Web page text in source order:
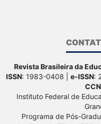
Revista Brasileira da
ISSN: 1983-0408 | e-ISSN:
Instituto Federal de
Programa de Pós-